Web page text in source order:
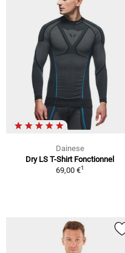
Dainese
Dry LS T-Shirt Fonctionnel
69,00 €1